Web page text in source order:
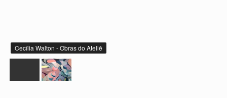
Cecília Walton - Obras do Ateliê